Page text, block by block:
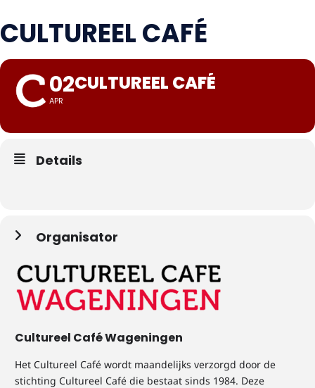
CULTUREEL CAFÉ
02
APR
CULTUREEL CAFÉ
Details
Organisator
Cultureel Café Wageningen
Het Cultureel Café wordt maandelijks verzorgd door de
stichting Cultureel Café die bestaat sinds 1984. Deze